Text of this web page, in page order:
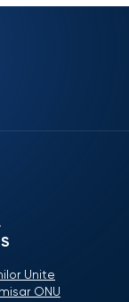
Unite
ONU